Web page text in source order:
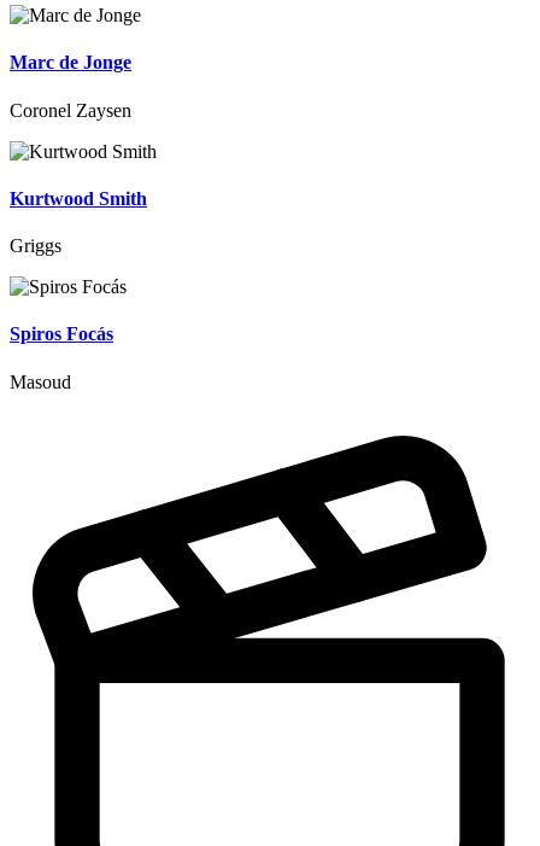
Marc de Jonge
Coronel Zaysen
Kurtwood Smith
Griggs
Spiros Focás
Masoud